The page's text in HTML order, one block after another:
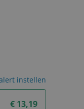
€ 13,19
instellen